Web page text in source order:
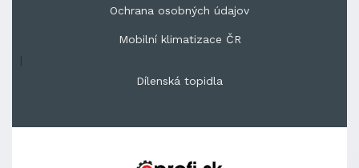
Ochrana osobných údajov
Mobilní klimatizace ČR
|
Dílenská topidla